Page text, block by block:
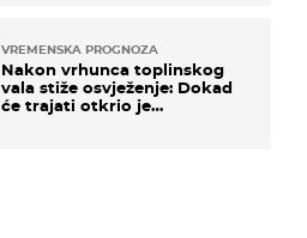
VREMENSKA PROGNOZA
Nakon vrhunca toplinskog
vala stiže osvježenje: Dokad
će trajati otkrio je